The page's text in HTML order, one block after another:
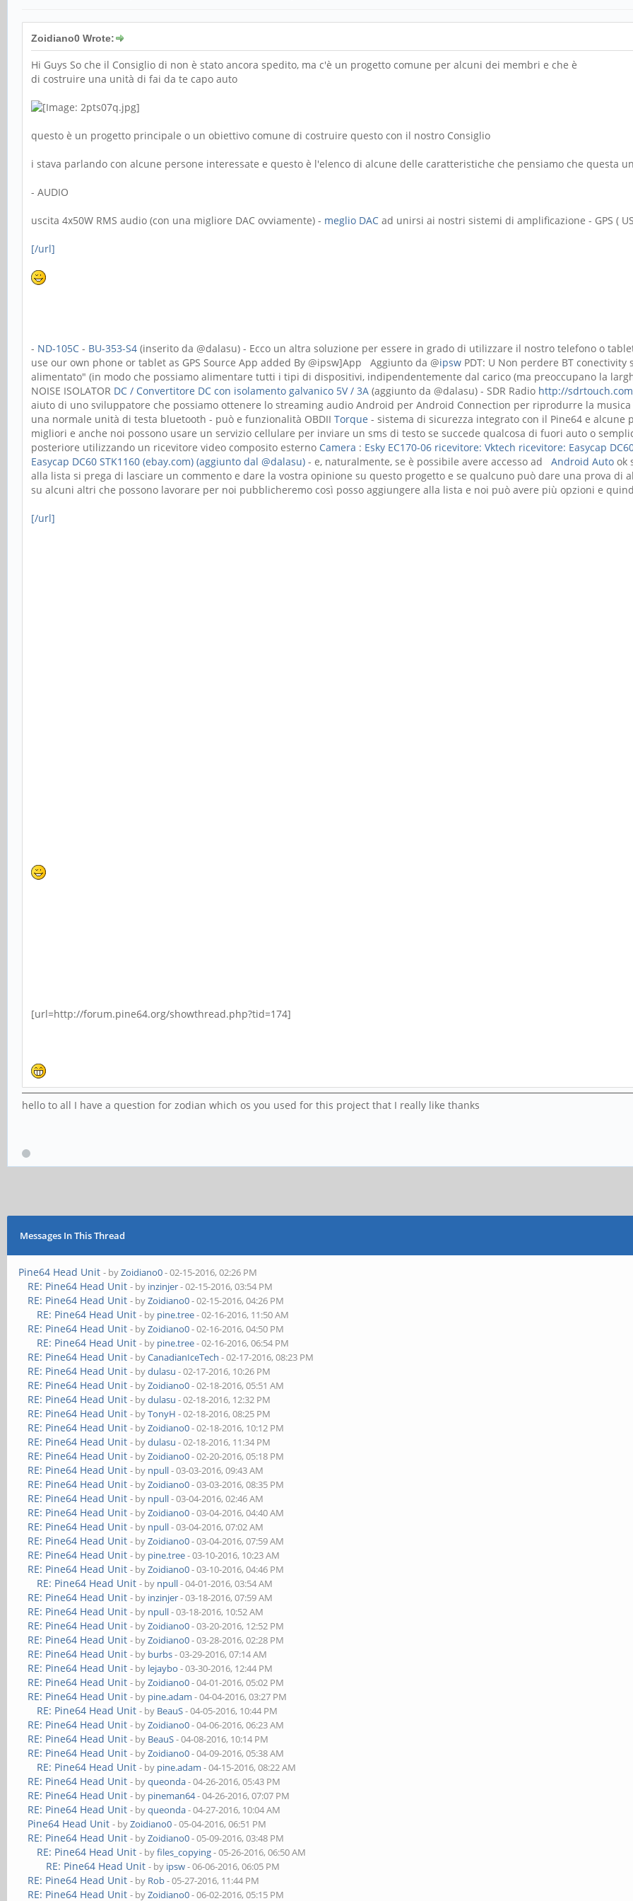
Zoidiano0 Wrote:
Hi Guys So che il Consiglio di non è stato ancora spedito, ma c'è un progetto comune per alcuni dei membri e che è
di costruire una unità di fai da te capo auto
questo è un progetto principale o un obiettivo comune di costruire questo con il nostro Consiglio
i stava parlando con alcune persone interessate e questo è l'elenco di alcune delle caratteristiche che pensiamo che questa
- AUDIO
uscita 4x50W RMS audio (con una migliore DAC ovviamente) - meglio DAC ad unirsi ai nostri sistemi di amplificazione - GPS (
[/url]
- ND-105C - BU-353-S4 (inserito da @dalasu) - Ecco un altra soluzione per essere in grado di utilizzare il nostro telefono o
use our own phone or tablet as GPS Source App added By @ipsw]App Aggiunto da @ipsw PDT: U Non perdere BT
alimentato" (in modo che possiamo alimentare tutti i tipi di dispositivi, indipendentemente dal carico (ma preoccupano la
NOISE ISOLATOR DC / Convertitore DC con isolamento galvanico 5V / 3A (aggiunto da @dalasu) - SDR Radio http://
aiuto di uno sviluppatore che possiamo ottenere lo streaming audio Android per Android Connection per riprodurre la
una normale unità di testa bluetooth - può e funzionalità OBDII Torque - sistema di sicurezza integrato con il Pine64 e
migliori e anche noi possono usare un servizio cellulare per inviare un sms di testo se succede qualcosa di fuori auto o
posteriore utilizzando un ricevitore video composito esterno Camera : Esky EC170-06 ricevitore: Vktech ricevitore: Easycap
Easycap DC60 STK1160 (ebay.com) (aggiunto dal @dalasu) - e, naturalmente, se è possibile avere accesso ad Android Auto ok
alla lista si prega di lasciare un commento e dare la vostra opinione su questo progetto e se qualcuno può dare una prova di
su alcuni altri che possono lavorare per noi pubblicheremo così posso aggiungere alla lista e noi può avere più opzioni e
[/url]
[url=http://forum.pine64.org/showthread.php?tid=174]
hello to all I have a question for zodian which os you used for this project that I really like thanks
Messages In This Thread
Pine64 Head Unit - byZoidiano0- 02-15-2016, 02:26 PM
RE: Pine64 Head Unit - by inzinjer- 02-15-2016, 03:54 PM
RE: Pine64 Head Unit - byZoidiano0- 02-15-2016, 04:26 PM
RE: Pine64 Head Unit - by pine.tree- 02-16-2016, 11:50 AM
RE: Pine64 Head Unit - byZoidiano0- 02-16-2016, 04:50 PM
RE: Pine64 Head Unit - by pine.tree- 02-16-2016, 06:54 PM
RE: Pine64 Head Unit - byCanadianIceTech - 02-17-2016, 08:23 PM
RE: Pine64 Head Unit - bydulasu - 02-17-2016, 10:26 PM
RE: Pine64 Head Unit - byZoidiano0- 02-18-2016, 05:51 AM
RE: Pine64 Head Unit - bydulasu - 02-18-2016, 12:32 PM
RE: Pine64 Head Unit - byTonyH - 02-18-2016, 08:25 PM
RE: Pine64 Head Unit - byZoidiano0- 02-18-2016, 10:12 PM
RE: Pine64 Head Unit - bydulasu - 02-18-2016, 11:34 PM
RE: Pine64 Head Unit - byZoidiano0- 02-20-2016, 05:18 PM
RE: Pine64 Head Unit - by npull- 03-03-2016, 09:43 AM
RE: Pine64 Head Unit - byZoidiano0- 03-03-2016, 08:35 PM
RE: Pine64 Head Unit - by npull- 03-04-2016, 02:46 AM
RE: Pine64 Head Unit - byZoidiano0- 03-04-2016, 04:40 AM
RE: Pine64 Head Unit - by npull- 03-04-2016, 07:02 AM
RE: Pine64 Head Unit - byZoidiano0- 03-04-2016, 07:59 AM
RE: Pine64 Head Unit - by pine.tree- 03-10-2016, 10:23 AM
RE: Pine64 Head Unit - byZoidiano0- 03-10-2016, 04:46 PM
RE: Pine64 Head Unit - by npull- 04-01-2016, 03:54 AM
RE: Pine64 Head Unit - by inzinjer- 03-18-2016, 07:59 AM
RE: Pine64 Head Unit - by npull- 03-18-2016, 10:52 AM
RE: Pine64 Head Unit - byZoidiano0- 03-20-2016, 12:52 PM
RE: Pine64 Head Unit - byZoidiano0- 03-28-2016, 02:28 PM
RE: Pine64 Head Unit - by burbs- 03-29-2016, 07:14 AM
RE: Pine64 Head Unit - by lejaybo - 03-30-2016, 12:44 PM
RE: Pine64 Head Unit - byZoidiano0- 04-01-2016, 05:02 PM
RE: Pine64 Head Unit - by pine.adam - 04-04-2016, 03:27 PM
RE: Pine64 Head Unit - by BeauS- 04-05-2016, 10:44 PM
RE: Pine64 Head Unit - byZoidiano0- 04-06-2016, 06:23 AM
RE: Pine64 Head Unit - by BeauS- 04-08-2016, 10:14 PM
RE: Pine64 Head Unit - byZoidiano0- 04-09-2016, 05:38 AM
RE: Pine64 Head Unit - by pine.adam - 04-15-2016, 08:22 AM
RE: Pine64 Head Unit - byqueonda- 04-26-2016, 05:43 PM
RE: Pine64 Head Unit - by pineman64- 04-26-2016, 07:07 PM
RE: Pine64 Head Unit - byqueonda- 04-27-2016, 10:04 AM
Pine64 Head Unit - byZoidiano0- 05-04-2016, 06:51 PM
RE: Pine64 Head Unit - byZoidiano0- 05-09-2016, 03:48 PM
RE: Pine64 Head Unit - byfiles_copying- 05-26-2016, 06:50 AM
RE: Pine64 Head Unit - by ipsw- 06-06-2016, 06:05 PM
RE: Pine64 Head Unit - by Rob- 05-27-2016, 11:44 PM
RE: Pine64 Head Unit - byZoidiano0- 06-02-2016, 05:15 PM